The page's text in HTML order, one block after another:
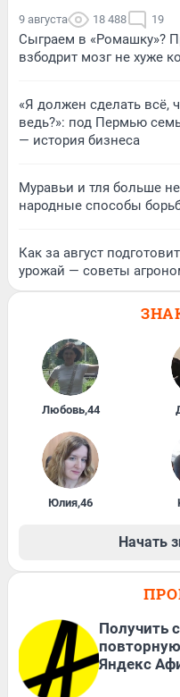
9 августа 18 488 19
Сыграем в «Ромашку»?
взбодрит мозг не хуже
«Я должен сделать всё,
ведь?»: под Пермью
— история бизнеса
Муравьи и тля больше
народные способы
Как за август
урожай — советы
Любовь,44
Юлия,46
Начать
Получить
Яндекс